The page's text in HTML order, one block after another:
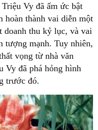
Vy đã ấm ức bật
hoàn thành vai diễn một
doanh thu kỷ lục, và vai
tượng mạnh. Tuy nhiên,
vọng từ nhà văn
Vy đã phá hỏng hình
trước đó.